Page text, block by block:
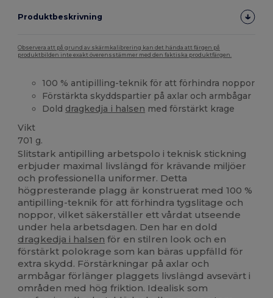
Produktbeskrivning
Observera att på grund av skärmkalibrering kan det hända att färgen på
produktbilden inte exakt överensstämmer med den faktiska produktfärgen.
100 % antipilling-teknik för att förhindra noppor
Förstärkta skyddspartier på axlar och armbågar
Dold dragkedja i halsen med förstärkt krage
Vikt
701 g.
Slitstark antipilling arbetspolo i teknisk stickning
erbjuder maximal livslängd för krävande miljöer
och professionella uniformer. Detta
högpresterande plagg är konstruerat med 100 %
antipilling-teknik för att förhindra tygslitage och
noppor, vilket säkerställer ett vårdat utseende
under hela arbetsdagen. Den har en dold
dragkedja i halsen för en stilren look och en
förstärkt polokrage som kan bäras uppfälld för
extra skydd. Förstärkningar på axlar och
armbågar förlänger plaggets livslängd avsevärt i
områden med hög friktion. Idealisk som